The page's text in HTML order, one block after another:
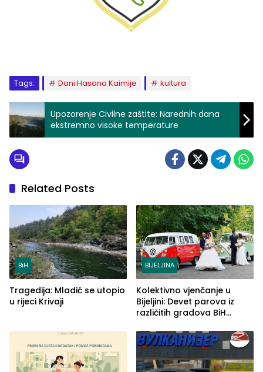
Tags: Dani Hasana Kaimije kultura
Upozorenje Civilne zaštite: Narednih dana
ekstremno visoke temperature
Related Posts
BiH
Tragedija: Mladić se utopio
u rijeci Krivaji
BIJELJINA
Kolektivno vjenčanje u
Bijeljini: Devet parova iz
različitih gradova BiH